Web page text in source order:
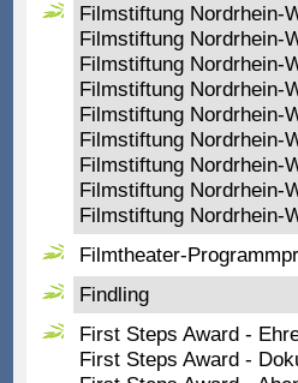
Filmstiftung Nordrhein-
Filmstiftung Nordrhein-
Filmstiftung Nordrhein-
Filmstiftung Nordrhein-
Filmstiftung Nordrhein-
Filmstiftung Nordrhein-
Filmstiftung Nordrhein-
Filmstiftung Nordrhein-
Filmstiftung Nordrhein-
Filmtheater-
Findling
First Steps Award -
First Steps Award -